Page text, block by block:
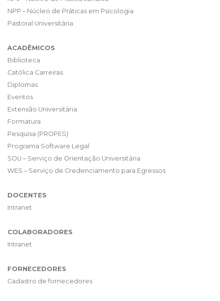
NPP – Núcleo de Práticas em Psicologia
Pastoral Universitária
ACADÊMICOS
Biblioteca
Católica Carreiras
Diplomas
Eventos
Extensão Universitária
Formatura
Pesquisa (PROPES)
Programa Software Legal
SOU – Serviço de Orientação Universitária
WES – Serviço de Credenciamento para Egressos
DOCENTES
Intranet
COLABORADORES
Intranet
FORNECEDORES
Cadastro de fornecedores